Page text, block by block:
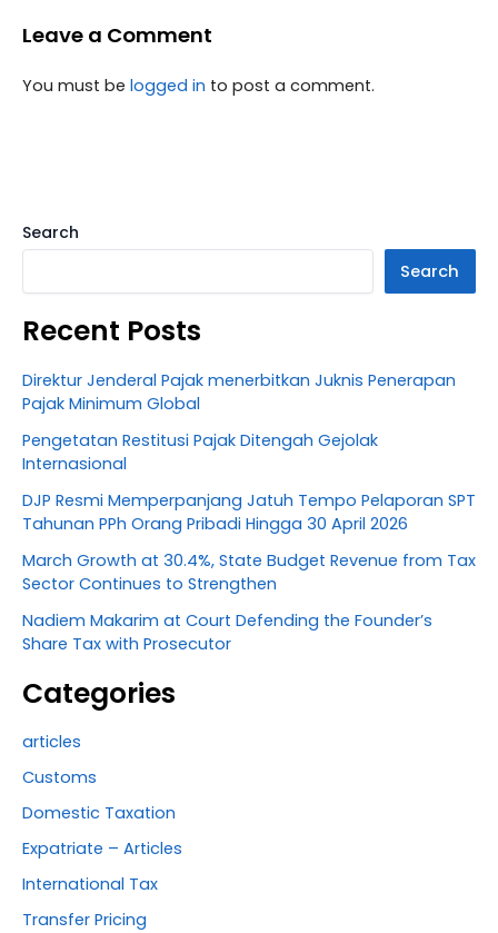
Leave a Comment
You must be logged in to post a comment.
Search
Search
Recent Posts
Direktur Jenderal Pajak menerbitkan Juknis Penerapan
Pajak Minimum Global
Pengetatan Restitusi Pajak Ditengah Gejolak
Internasional
DJP Resmi Memperpanjang Jatuh Tempo Pelaporan SPT
Tahunan PPh Orang Pribadi Hingga 30 April 2026
March Growth at 30.4%, State Budget Revenue from Tax
Sector Continues to Strengthen
Nadiem Makarim at Court Defending the Founder’s
Share Tax with Prosecutor
Categories
articles
Customs
Domestic Taxation
Expatriate – Articles
International Tax
Transfer Pricing